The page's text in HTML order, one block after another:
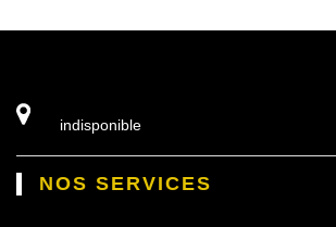
indisponible
NOS SERVICES